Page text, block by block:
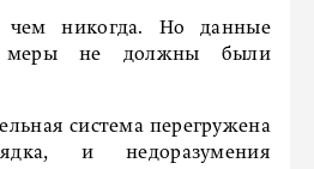
никогда. Но данные
меры не должны были
система перегружена
и недоразумения